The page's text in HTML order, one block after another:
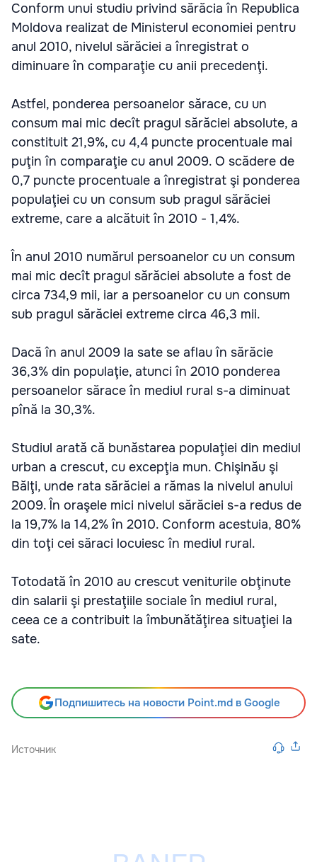
Conform unui studiu privind sărăcia în Republica
Moldova realizat de Ministerul economiei pentru
anul 2010, nivelul sărăciei a înregistrat o
diminuare în comparaţie cu anii precedenţi.
Astfel, ponderea persoanelor sărace, cu un
consum mai mic decît pragul sărăciei absolute, a
constituit 21,9%, cu 4,4 puncte procentuale mai
puţin în comparaţie cu anul 2009. O scădere de
0,7 puncte procentuale a înregistrat şi ponderea
populaţiei cu un consum sub pragul sărăciei
extreme, care a alcătuit în 2010 - 1,4%.
În anul 2010 numărul persoanelor cu un consum
mai mic decît pragul sărăciei absolute a fost de
circa 734,9 mii, iar a persoanelor cu un consum
sub pragul sărăciei extreme circa 46,3 mii.
Dacă în anul 2009 la sate se aflau în sărăcie
36,3% din populaţie, atunci în 2010 ponderea
persoanelor sărace în mediul rural s-a diminuat
pînă la 30,3%.
Studiul arată că bunăstarea populaţiei din mediul
urban a crescut, cu excepţia mun. Chişinău şi
Bălţi, unde rata sărăciei a rămas la nivelul anului
2009. În oraşele mici nivelul sărăciei s-a redus de
la 19,7% la 14,2% în 2010. Conform acestuia, 80%
din toţi cei săraci locuiesc în mediul rural.
Totodată în 2010 au crescut veniturile obţinute
din salarii şi prestaţiile sociale în mediul rural,
ceea ce a contribuit la îmbunătăţirea situaţiei la
sate.
Подпишитесь на новости Point.md в Google
Источник